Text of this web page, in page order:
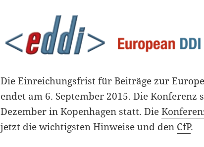
Die Einreichungsfrist für Beiträge zur
endet am 6. September 2015. Die Konferenz
Dezember in Kopenhagen statt. Die
jetzt die wichtigsten Hinweise und den CfP.